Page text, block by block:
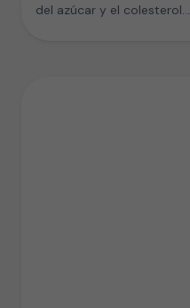
del azúcar y el colesterol…